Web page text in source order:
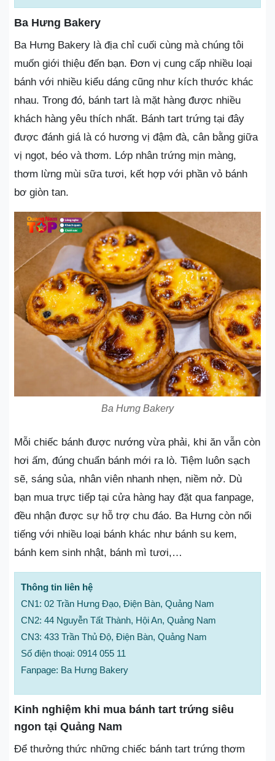
Ba Hưng Bakery
Ba Hưng Bakery là địa chỉ cuối cùng mà chúng tôi
muốn giới thiệu đến bạn. Đơn vị cung cấp nhiều loại
bánh với nhiều kiểu dáng cũng như kích thước khác
nhau. Trong đó, bánh tart là mặt hàng được nhiều
khách hàng yêu thích nhất. Bánh tart trứng tại đây
được đánh giá là có hương vị đậm đà, cân bằng giữa
vị ngọt, béo và thơm. Lớp nhân trứng mịn màng,
thơm lừng mùi sữa tươi, kết hợp với phần vỏ bánh
bơ giòn tan.
Ba Hưng Bakery
Mỗi chiếc bánh được nướng vừa phải, khi ăn vẫn còn
hơi ấm, đúng chuẩn bánh mới ra lò. Tiệm luôn sạch
sẽ, sáng sủa, nhân viên nhanh nhẹn, niềm nở. Dù
bạn mua trực tiếp tại cửa hàng hay đặt qua fanpage,
đều nhận được sự hỗ trợ chu đáo. Ba Hưng còn nổi
tiếng với nhiều loại bánh khác như bánh su kem,
bánh kem sinh nhật, bánh mì tươi,…
Thông tin liên hệ
CN1: 02 Trần Hưng Đạo, Điện Bàn, Quảng Nam
CN2: 44 Nguyễn Tất Thành, Hội An, Quảng Nam
CN3: 433 Trần Thủ Độ, Điện Bàn, Quảng Nam
Số điện thoại: 0914 055 11
Fanpage: Ba Hưng Bakery
Kinh nghiệm khi mua bánh tart trứng siêu
ngon tại Quảng Nam
Để thưởng thức những chiếc bánh tart trứng thơm